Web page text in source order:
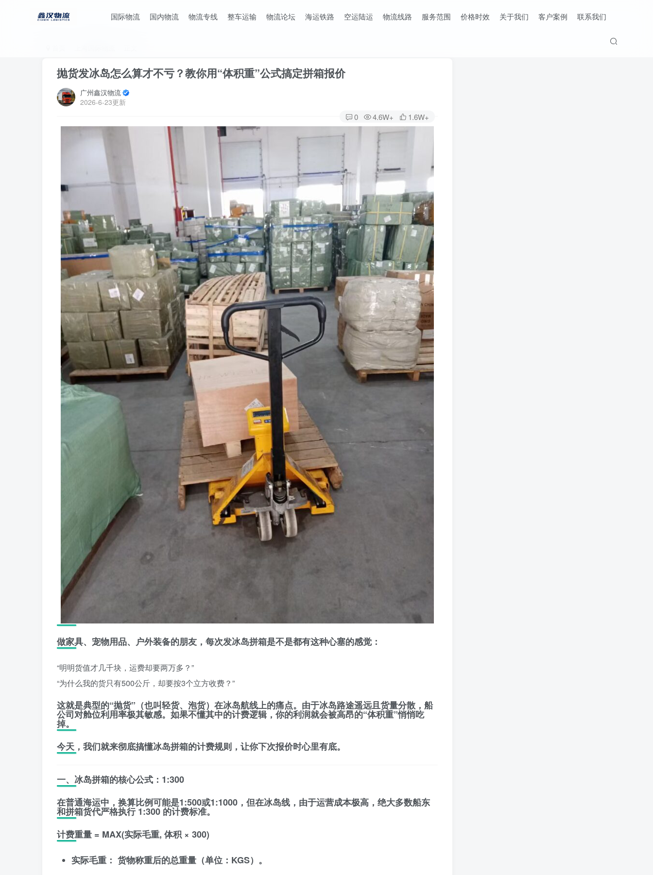
国际物流 国内物流 物流专线 整车运输 物流论坛 海运铁路 空运陆运 物流线路 服务范围 价格时效 关于我们 客户案例 联系我们
抛货发冰岛怎么算才不亏？教你用“体积重”公式搞定拼箱报价
广州鑫汉物流
2026-6-23更新
0 4.6W+ 1.6W+
做家具、宠物用品、户外装备的朋友，每次发冰岛拼箱是不是都有这种心塞的感觉：
“明明货值才几千块，运费却要两万多？”
“为什么我的货只有500公斤，却要按3个立方收费？”
这就是典型的“抛货” （也叫轻货、泡货）在冰岛航线上的痛点。由于冰岛路途遥远且货量分散，船
公司对舱位利用率极其敏感。如果不懂其中的计费逻辑，你的利润就会被高昂的“体积重”悄悄吃
掉。
今天，我们就来彻底搞懂冰岛拼箱的计费规则，让你下次报价时心里有底。
一、冰岛拼箱的核心公式：1:300
在普通海运中，换算比例可能是1:500或1:1000，但在冰岛线 ，由于运营成本极高，绝大多数船东
和拼箱货代严格执行1:300 的计费标准。
计费重量 = MAX(实际毛重, 体积 × 300)
实际毛重： 货物称重后的总重量（单位：KGS）。